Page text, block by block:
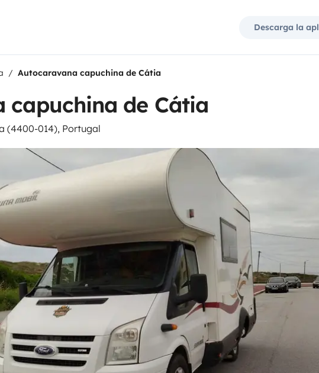
Descarga la
Autocaravana capuchina de Cátia
capuchina de Cátia
(4400-014), Portugal